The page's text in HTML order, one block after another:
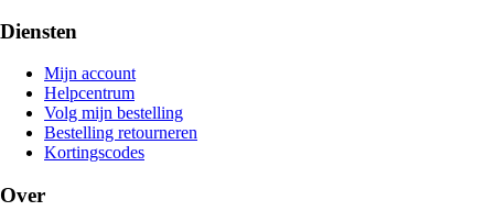
Diensten
Mijn account
Helpcentrum
Volg mijn bestelling
Bestelling retourneren
Kortingscodes
Over